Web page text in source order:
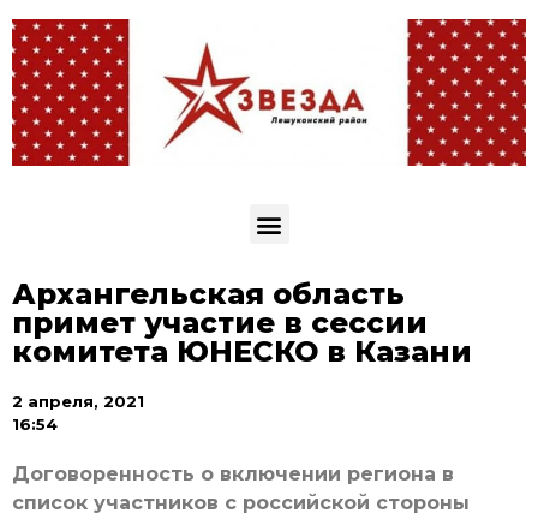
Архангельская область
примет участие в сессии
комитета ЮНЕСКО в Казани
2 апреля, 2021
16:54
Договоренность о включении региона в
список участников с российской стороны